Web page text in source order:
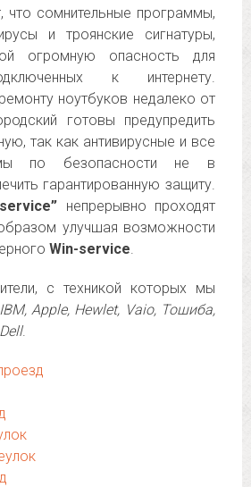
что сомнительные программы,
и троянские сигнатуры,
огромную опасность для
к интернету.
ноутбуков недалеко от
готовы предупредить
так как антивирусные и все
по безопасности не в
гарантированную защиту.
непрерывно проходят
улучшая возможности
Win-service.
с техникой которых мы
Apple, Hewlet, Vaio, Тошиба,
.